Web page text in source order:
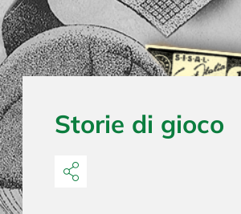
Storie di gioco